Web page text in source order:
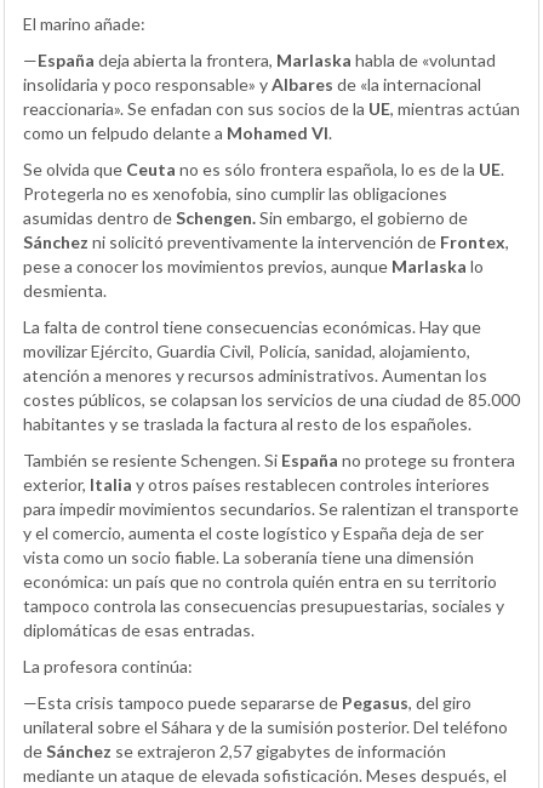
El marino añade:
—España deja abierta la frontera, Marlaska habla de «voluntad
insolidaria y poco responsable» yAlbares de «la internacional
reaccionaria». Se enfadan con sus socios de la UE, mientras actúan
como un felpudo delante a Mohamed VI.
Se olvida que Ceuta no es sólo frontera española, lo es de la UE.
Protegerla no es xenofobia, sino cumplir las obligaciones
asumidas dentro deSchengen.Sin embargo, el gobierno de
Sánchez ni solicitó preventivamente la intervención de Frontex,
pese a conocer los movimientos previos, aunque Marlaska lo
desmienta.
La falta de control tiene consecuencias económicas. Hay que
movilizar Ejército, Guardia Civil, Policía, sanidad, alojamiento,
atención a menores y recursos administrativos. Aumentan los
costes públicos, se colapsan los servicios de una ciudad de 85.000
habitantes y se traslada la factura al resto de los españoles.
También se resiente Schengen. Si España no protege su frontera
exterior, Italia y otros países restablecen controles interiores
para impedir movimientos secundarios. Se ralentizan el transporte
y el comercio, aumenta el coste logístico y España deja de ser
vista como un socio fiable. La soberanía tiene una dimensión
económica: un país que no controla quién entra en su territorio
tampoco controla las consecuencias presupuestarias, sociales y
diplomáticas de esas entradas.
La profesora continúa:
—Esta crisis tampoco puede separarse de Pegasus, del giro
unilateral sobre el Sáhara y de la sumisión posterior. Del teléfono
deSánchez se extrajeron 2,57 gigabytes de información
mediante un ataque de elevada sofisticación. Meses después, el